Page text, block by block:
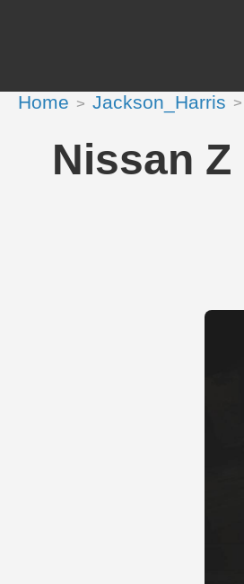
Home Jackson_Harris
Nissan